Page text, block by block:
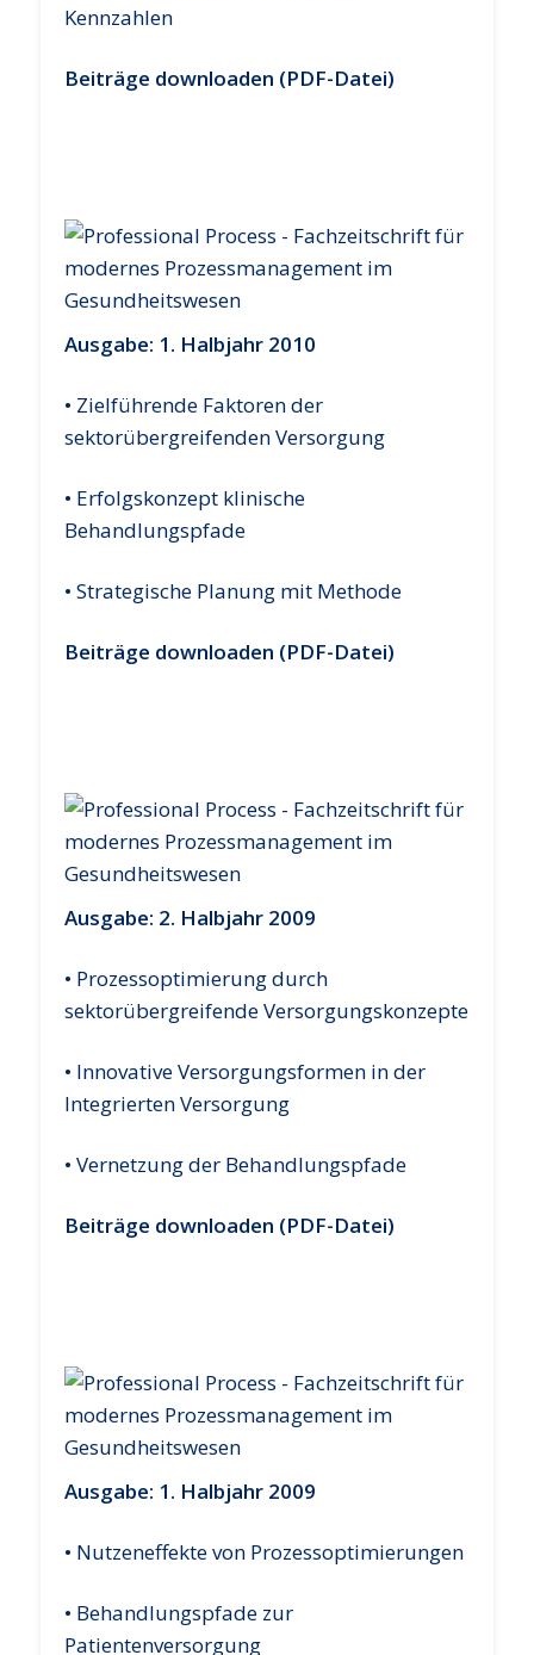
Kennzahlen
Beiträge downloaden (PDF-Datei)
Ausgabe: 1. Halbjahr 2010
• Zielführende Faktoren der
sektorübergreifenden Versorgung
• Erfolgskonzept klinische
Behandlungspfade
• Strategische Planung mit Methode
Beiträge downloaden (PDF-Datei)
Ausgabe: 2. Halbjahr 2009
• Prozessoptimierung durch
sektorübergreifende Versorgungskonzepte
• Innovative Versorgungsformen in der
Integrierten Versorgung
• Vernetzung der Behandlungspfade
Beiträge downloaden (PDF-Datei)
Ausgabe: 1. Halbjahr 2009
• Nutzeneffekte von Prozessoptimierungen
• Behandlungspfade zur
Patientenversorgung